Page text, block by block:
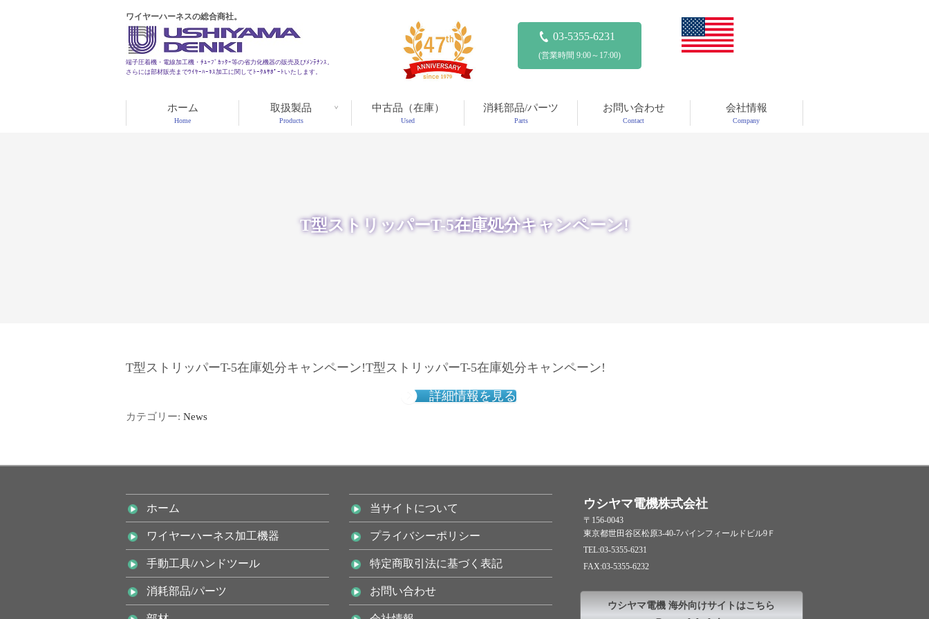
ワイヤーハーネスの総合商社。
端子圧着機・電線加工機・ﾁｭｰﾌﾞｶｯﾀｰ等の省力化機器の販売及びﾒﾝﾃﾅﾝｽ。
さらには部材販売までﾜｲﾔｰﾊｰﾈｽ加工に関してﾄｰﾀﾙｻﾎﾟｰﾄいたします。
03-5355-6231
(営業時間 9:00～17:00)
ホーム
Home
取扱製品
Products
中古品（在庫）
Used
消耗部品/パーツ
Parts
お問い合わせ
Contact
会社情報
Company
T型ストリッパーT-5在庫処分キャンペーン!
T型ストリッパーT-5在庫処分キャンペーン!T型ストリッパーT-5在庫処分キャンペーン!
詳細情報を見る
カテゴリー: News
ホーム
ワイヤーハーネス加工機器
手動工具/ハンドツール
消耗部品/パーツ
当サイトについて
プライバシーポリシー
特定商取引法に基づく表記
お問い合わせ
ウシヤマ電機株式会社
〒156-0043
東京都世田谷区松原3-40-7パインフィールドビル9Ｆ
TEL:03-5355-6231
FAX:03-5355-6232
ウシヤマ電機 海外向けサイトはこちら